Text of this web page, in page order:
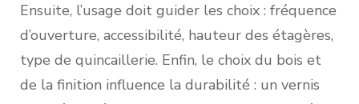
Ensuite, l’usage doit guider les choix : fréquence
d’ouverture, accessibilité, hauteur des étagères,
type de quincaillerie. Enfin, le choix du bois et
de la finition influence la durabilité : un vernis